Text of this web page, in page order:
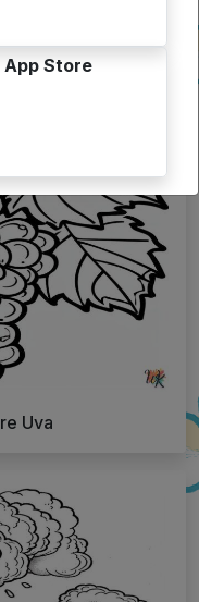
Uva
App Store